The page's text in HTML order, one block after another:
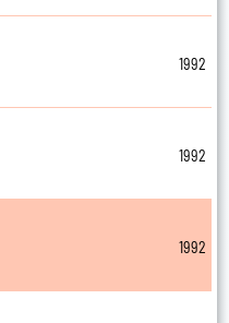
1992
1992
1992